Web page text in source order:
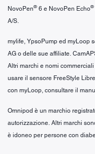
NovoPen® 6 e NovoPen Echo®
A/S.
mylife, YpsoPump ed myLoop
AG o delle sue affiliate.
Altri marchi e nomi
usare il sensore FreeStyle
con myLoop, consultare il
Omnipod è un marchio
autorizzazione. Altri marchi
è idoneo per persone con